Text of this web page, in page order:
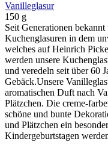
Vanilleglasur
150 g
Seit Generationen
Kuchenglasuren in dem
welches auf Heinrich
werden unsere
und veredeln seit über 60
Gebäck.Unsere
aromatischen Duft nach
Plätzchen. Die creme-
schöne und bunte
und Plätzchen ein
Kindergeburtstagen